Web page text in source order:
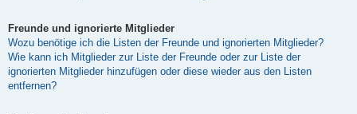
Freunde und ignorierte Mitglieder
Wozu benötige ich die Listen der Freunde und ignorierten Mitglieder?
Wie kann ich Mitglieder zur Liste der Freunde oder zur Liste der
ignorierten Mitglieder hinzufügen oder diese wieder aus den Listen
entfernen?